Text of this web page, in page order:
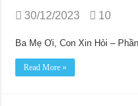
30/12/2023
10
Ba Mẹ Ơi, Con Xin Hỏi –
Read More »